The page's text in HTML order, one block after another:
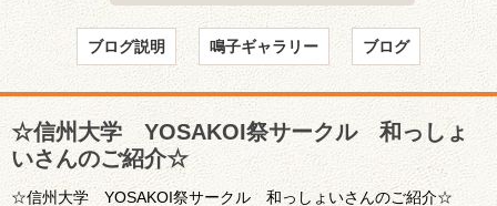
ブログ説明 鳴子ギャラリー ブログ
☆信州大学 YOSAKOI祭サークル 和っしょ
いさんのご紹介☆
☆信州大学 YOSAKOI祭サークル 和っしょいさんのご紹介☆